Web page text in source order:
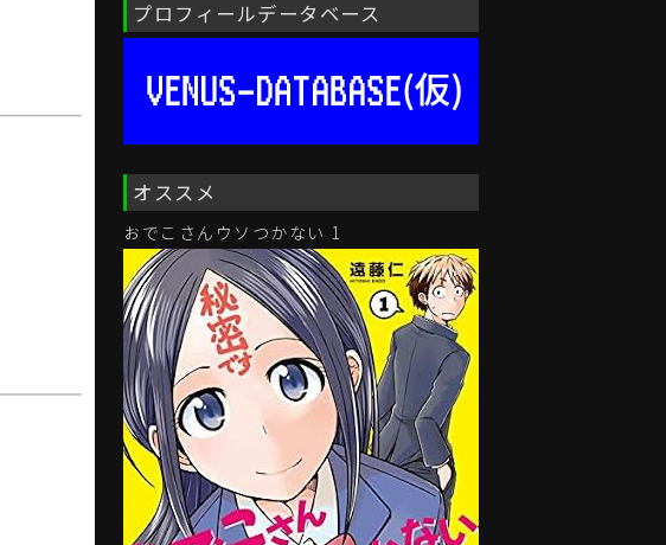
プロフィールデータベース
オススメ
おでこさんウソつかない 1